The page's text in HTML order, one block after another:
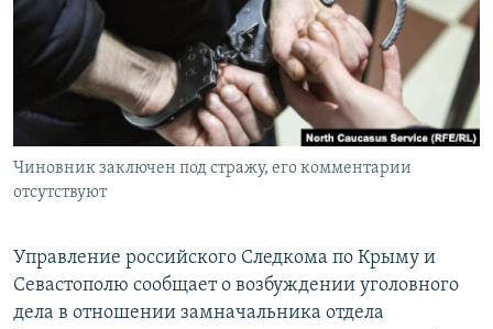
ПОБЕДИТЕЛЕЙ НЕ СУДЯТ?
КРЫМ.НЕПОКОРЕННЫЙ
УКРАИНСКАЯ ПРОБЛЕМА КРЫМА
ПРИСОЕДИНЯЙТЕСЬ!
Все сайты RFE/RL
Чиновник заключен под стражу, его комментарии
отсутствуют
Управление российского Следкома по Крыму и
Севастополю сообщает о возбуждении уголовного
дела в отношении замначальника отдела